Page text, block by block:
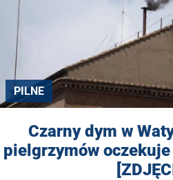
PILNE
Czarny dym w
pielgrzymów